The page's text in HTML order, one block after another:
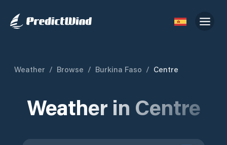
Weather / Browse / Burkina Faso / Centre
Weather in Centre